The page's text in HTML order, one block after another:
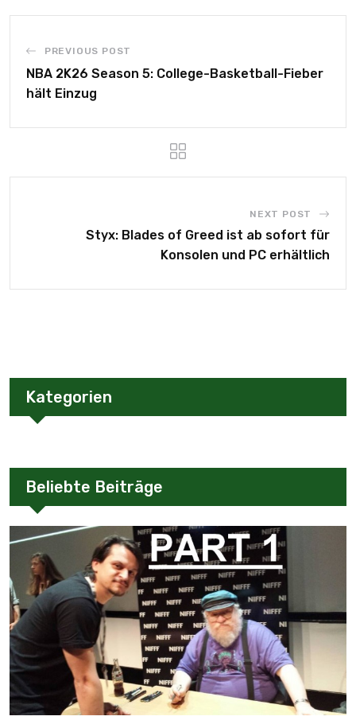
PREVIOUS POST
NBA 2K26 Season 5: College-Basketball-Fieber
hält Einzug
NEXT POST
Styx: Blades of Greed ist ab sofort für
Konsolen und PC erhältlich
Kategorien
Beliebte Beiträge